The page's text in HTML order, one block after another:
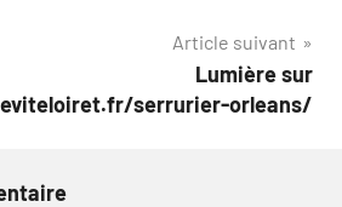
Article suivant
Lumière sur
serrurier-orleans/